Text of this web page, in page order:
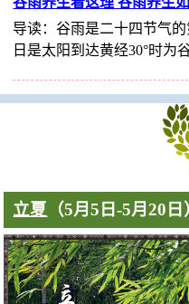
导读：谷雨是二十四节气
日是太阳到达黄经30°时为
立夏 （5月5日-5月20日